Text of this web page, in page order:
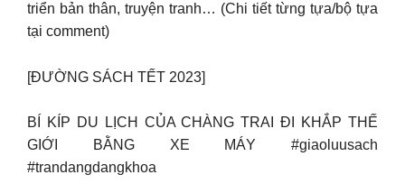
triển bản thân, truyện tranh… (Chi tiết từng tựa/bộ tựa
tại comment)
[ĐƯỜNG SÁCH TẾT 2023]
BÍ KÍP DU LỊCH CỦA CHÀNG TRAI ĐI KHẮP THẾ
GIỚI BẰNG XE MÁY #giaoluusach
#trandangdangkhoa